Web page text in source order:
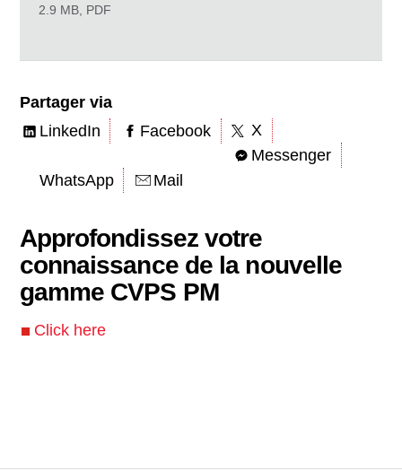
2.9 MB, PDF
Partager via
LinkedIn
Facebook
X
Messenger
WhatsApp
Mail
Approfondissez votre
connaissance de la nouvelle
gamme CVPS PM
Click here